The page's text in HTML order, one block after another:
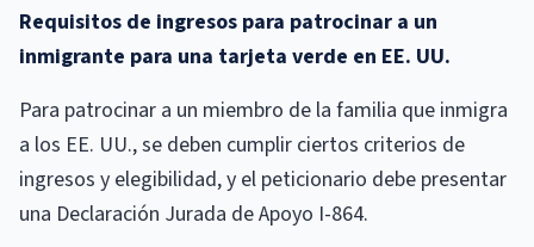
Requisitos de ingresos para patrocinar a un
inmigrante para una tarjeta verde en EE. UU.
Para patrocinar a un miembro de la familia que inmigra
a los EE. UU., se deben cumplir ciertos criterios de
ingresos y elegibilidad, y el peticionario debe presentar
una Declaración Jurada de Apoyo I-864.